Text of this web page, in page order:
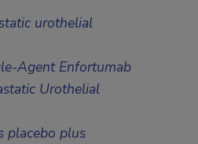
urothelial
Agent Enfortumab
Urothelial
placebo plus